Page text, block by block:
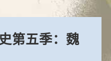
第五季：魏